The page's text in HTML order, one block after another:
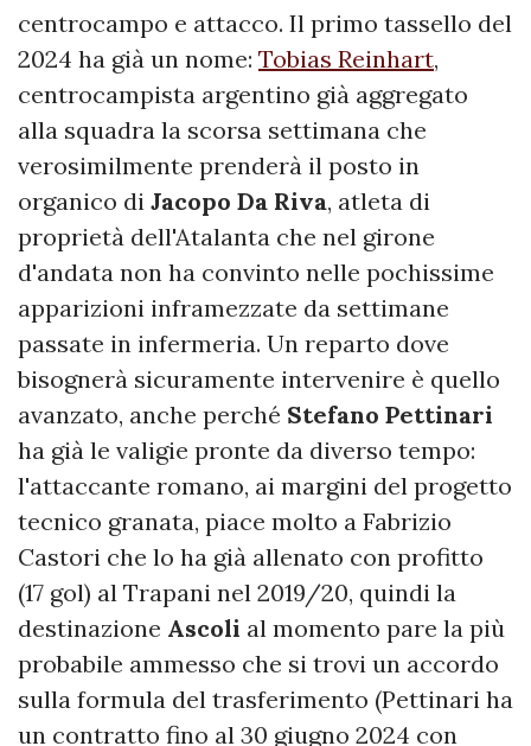
centrocampo e attacco. Il primo tassello del
2024 ha già un nome: Tobias Reinhart,
centrocampista argentino già aggregato
alla squadra la scorsa settimana che
verosimilmente prenderà il posto in
organico di Jacopo Da Riva, atleta di
proprietà dell'Atalanta che nel girone
d'andata non ha convinto nelle pochissime
apparizioni inframezzate da settimane
passate in infermeria. Un reparto dove
bisognerà sicuramente intervenire è quello
avanzato, anche perché Stefano Pettinari
ha già le valigie pronte da diverso tempo:
l'attaccante romano, ai margini del progetto
tecnico granata, piace molto a Fabrizio
Castori che lo ha già allenato con profitto
(17 gol) al Trapani nel 2019/20, quindi la
destinazione Ascoli al momento pare la più
probabile ammesso che si trovi un accordo
sulla formula del trasferimento (Pettinari ha
un contratto fino al 30 giugno 2024 con